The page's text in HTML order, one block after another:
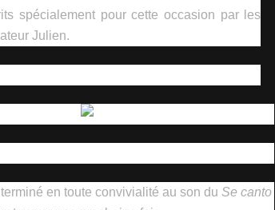
spécialement pour cette occasion par les
Julien.
en toute convivialité au son du Se canto